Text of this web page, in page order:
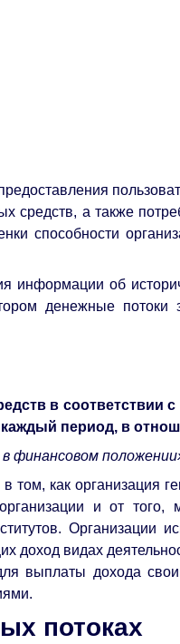
а также
способности
информации об
денежные потоки
в соответствии
период, в
финансовом
как организация
и от
Организации
доход видах
выплаты дохода
потоках